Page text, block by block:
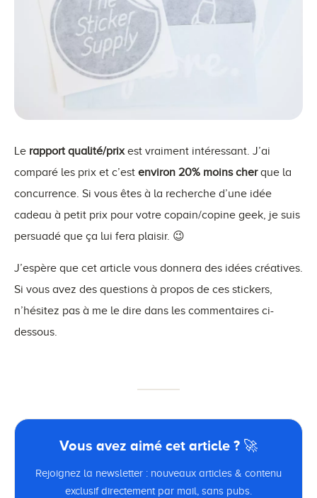
Le rapport qualité/prixest vraiment intéressant. J’ai
comparé les prix et c’est environ 20% moins cherque la
concurrence. Si vous êtes à la recherche d’une idée
cadeau à petit prix pour votre copain/copine geek, je suis
persuadé que ça lui fera plaisir. 😉
J’espère que cet article vous donnera des idées créatives.
Si vous avez des questions à propos de ces stickers,
n’hésitez pas à me le dire dans les commentaires ci-
dessous.
Vous avez aimé cet article ? 🚀
Rejoignez la newsletter : nouveaux articles & contenu
exclusif directement par mail, sans pubs.